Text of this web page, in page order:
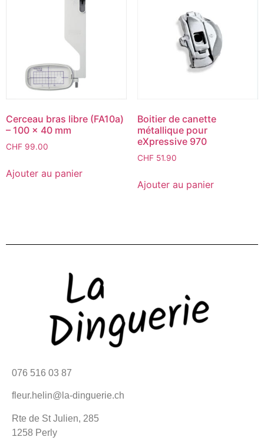
Cerceau bras libre (FA10a)
– 100 x 40 mm
CHF 99.00
Ajouter au panier
Boitier de canette
métallique pour
eXpressive 970
CHF51.90
Ajouter au panier
076 516 03 87
fleur.helin@la-dinguerie.ch
Rte de St Julien, 285
1258 Perly